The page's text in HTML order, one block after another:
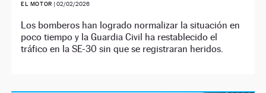
EL MOTOR | 02/02/2026
Los bomberos han logrado normalizar la situación en
poco tiempo y la Guardia Civil ha restablecido el
tráfico en la SE-30 sin que se registraran heridos.